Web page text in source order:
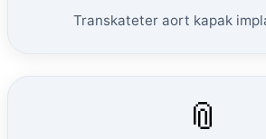
Transkateter aort kapak
📎